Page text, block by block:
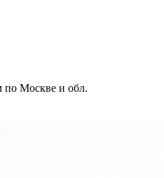
по Москве и обл.